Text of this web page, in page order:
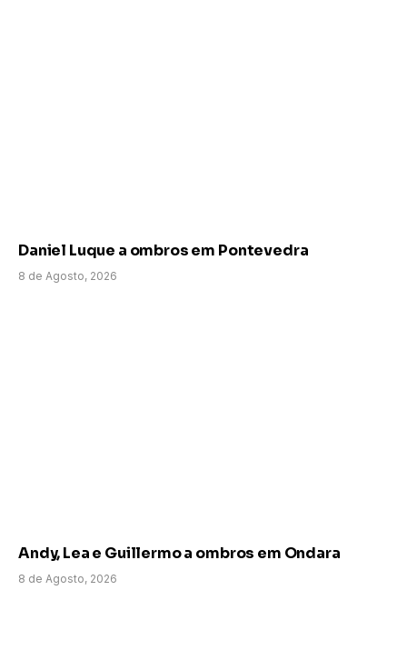
Daniel Luque a ombros em Pontevedra
8 de Agosto, 2026
Andy, Lea e Guillermo a ombros em Ondara
8 de Agosto, 2026